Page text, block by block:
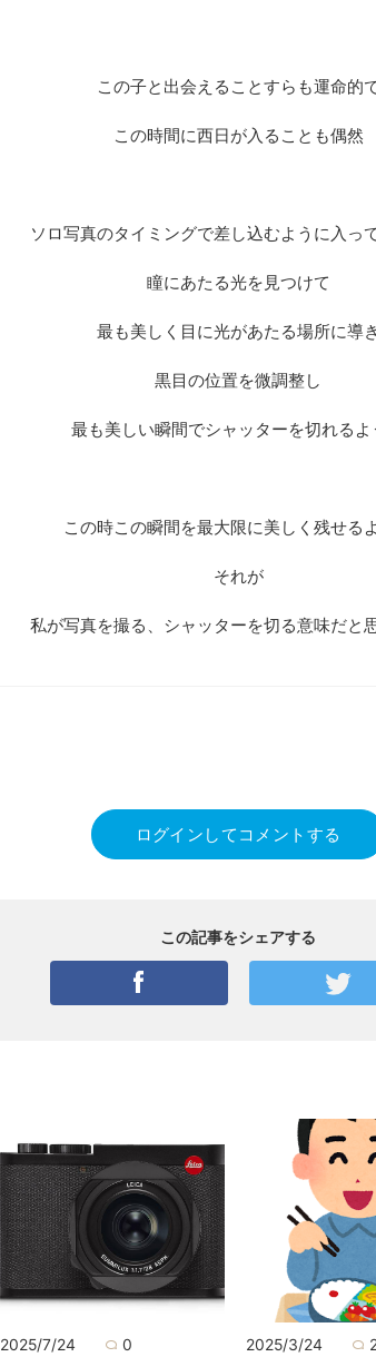
この子と出会えることすらも運命的
この時間に西日が入ることも偶然
ソロ写真のタイミングで差し込むように入っ
瞳にあたる光を見つけて
最も美しく目に光があたる場所に導き
黒目の位置を微調整し
最も美しい瞬間でシャッターを切れるよ
この時この瞬間を最大限に美しく残せる
それが
私が写真を撮る、シャッターを切る意味だと思
ログインしてコメントする
この記事をシェアする
2025/7/24 0 2025/3/24